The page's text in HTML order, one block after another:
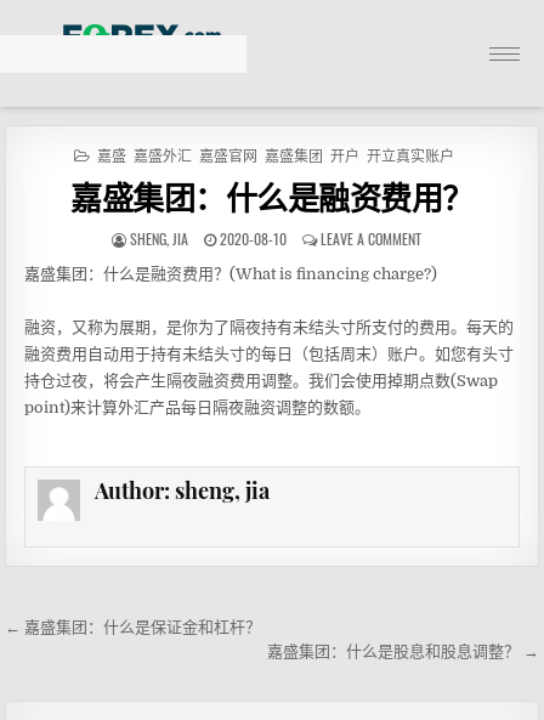
嘉盛
出金
帮助中心
嘉盛 嘉盛外汇 嘉盛官网 嘉盛集团 开户 开立真实账户
嘉盛集团：什么是融资费用？
SHENG, JIA 2020-08-10 LEAVE A COMMENT
嘉盛集团：什么是融资费用？(What is financing charge?)
融资，又称为展期，是你为了隔夜持有未结头寸所支付的费用。每天的
融资费用自动用于持有未结头寸的每日（包括周末）账户。如您有头寸
持仓过夜，将会产生隔夜融资费用调整。我们会使用掉期点数(Swap
point)来计算外汇产品每日隔夜融资调整的数额。
Author: sheng, jia
← 嘉盛集团：什么是保证金和杠杆？
嘉盛集团：什么是股息和股息调整？ →